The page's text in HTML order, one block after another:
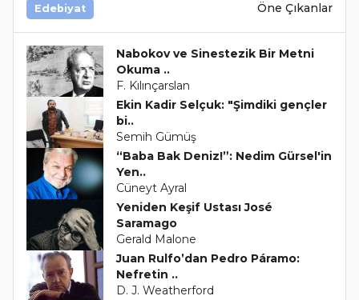
Edebiyat Öne Çıkanlar
Nabokov ve Sinestezik Bir Metni
Okuma ..
F. Kılınçarslan
Ekin Kadir Selçuk: "Şimdiki gençler
bi..
Semih Gümüş
“Baba Bak Deniz!”: Nedim Gürsel'in
Yen..
Cüneyt Ayral
Yeniden Keşif Ustası José
Saramago
Gerald Malone
Juan Rulfo’dan Pedro Páramo:
Nefretin ..
D. J. Weatherford